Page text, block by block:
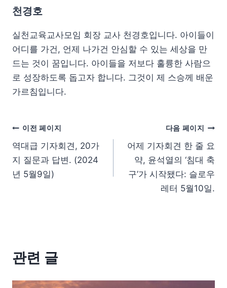
천경호
실천교육교사모임 회장 교사 천경호입니다. 아이들이
어디를 가건, 언제 나가건 안심할 수 있는 세상을 만
드는 것이 꿈입니다. 아이들을 저보다 훌륭한 사람으
로 성장하도록 돕고자 합니다. 그것이 제 스승께 배운
가르침입니다.
이전 페이지
역대급 기자회견, 20가
지 질문과 답변. (2024
년 5월9일)
다음 페이지
어제 기자회견 한 줄 요
약, 윤석열의 ‘침대 축
구’가 시작됐다: 슬로우
레터 5월10일.
관련 글